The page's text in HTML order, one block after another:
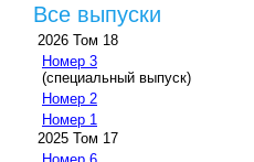
Все выпуски
2026 Том 18
Номер 3
(специальный выпуск)
Номер 2
Номер 1
2025 Том 17